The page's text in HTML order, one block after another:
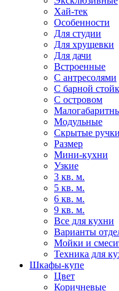
Хай-тек
Особенности
Для студии
Для хрущевки
Для дачи
Встроенные
С антресолями
С барной
С островом
Модульные
Скрытые ручки
Размер
Мини-кухни
Узкие
3 кв. м.
5 кв. м.
6 кв. м.
9 кв. м.
Все для кухни
Варианты
Мойки и
Техника для
Шкафы-купе
Цвет
Коричневые